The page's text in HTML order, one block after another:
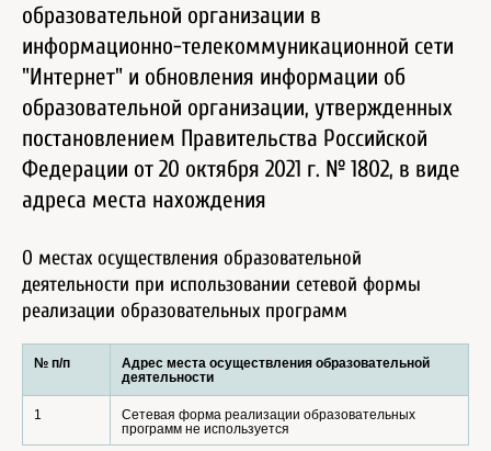
образовательной организации в
информационно-телекоммуникационной сети
"Интернет" и обновления информации об
образовательной организации, утвержденных
постановлением Правительства Российской
Федерации от 20 октября 2021 г. № 1802, в виде
адреса места нахождения
О местах осуществления образовательной
деятельности при использовании сетевой формы
реализации образовательных программ
№ п/п
Адрес места осуществления образовательной
деятельности
1
Сетевая форма реализации образовательных
программ не используется